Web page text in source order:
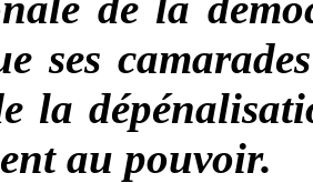
ses
la
au pouvoir.